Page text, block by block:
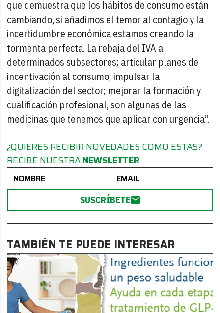
que demuestra que los hábitos de consumo están
cambiando, si añadimos el temor al contagio y la
incertidumbre económica estamos creando la
tormenta perfecta. La rebaja del IVA a
determinados subsectores; articular planes de
incentivación al consumo; impulsar la
digitalización del sector; mejorar la formación y
cualificación profesional, son algunas de las
medicinas que tenemos que aplicar con urgencia”.
¿QUIERES RECIBIR NOVEDADES COMO ESTAS?
RECIBE NUESTRANEWSLETTER
SUSCRÍBETE
TAMBIÉN TE PUEDE INTERESAR